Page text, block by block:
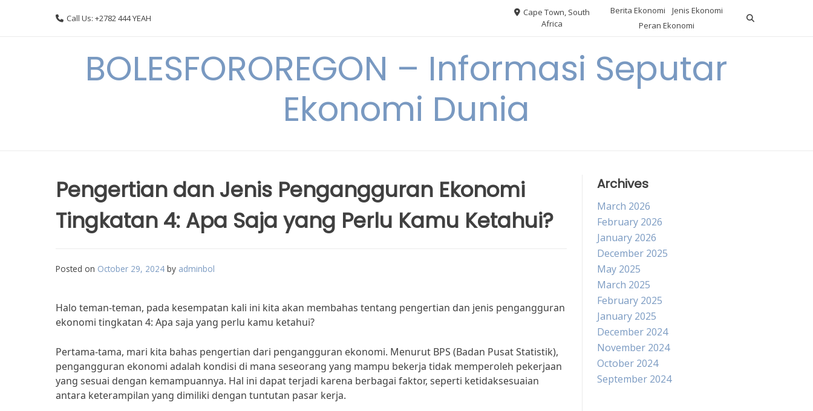
Call Us: +2782 444 YEAH
Cape Town, South
Africa
Berita Ekonomi
Jenis Ekonomi
Peran Ekonomi
BOLESFOROREGON – Informasi Seputar
Ekonomi Dunia
Pengertian dan Jenis Pengangguran Ekonomi
Tingkatan 4: Apa Saja yang Perlu Kamu Ketahui?
Posted on October 29, 2024 by adminbol
Halo teman-teman, pada kesempatan kali ini kita akan membahas tentang pengertian dan jenis pengangguran
ekonomi tingkatan 4: Apa saja yang perlu kamu ketahui?
Pertama-tama, mari kita bahas pengertian dari pengangguran ekonomi. Menurut BPS (Badan Pusat Statistik),
pengangguran ekonomi adalah kondisi di mana seseorang yang mampu bekerja tidak memperoleh pekerjaan
yang sesuai dengan kemampuannya. Hal ini dapat terjadi karena berbagai faktor, seperti ketidaksesuaian
antara keterampilan yang dimiliki dengan tuntutan pasar kerja.
Archives
March 2026
February 2026
January 2026
December 2025
May 2025
March 2025
February 2025
January 2025
December 2024
November 2024
October 2024
September 2024